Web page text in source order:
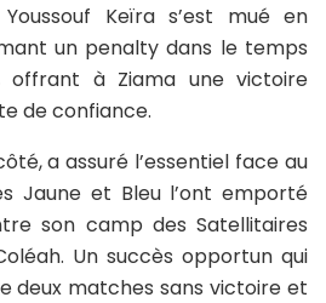
Keïra s’est mué en
un penalty dans le temps
offrant à Ziama une victoire
de confiance.
a assuré l’essentiel face au
Jaune et Bleu l’ont emporté
son camp des Satellitaires
Un succès opportun qui
deux matches sans victoire et